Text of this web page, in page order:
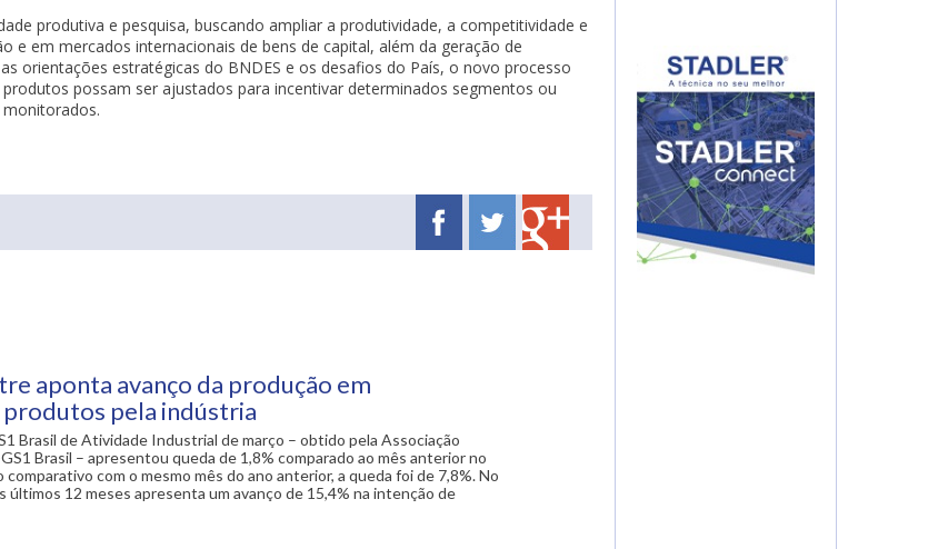
produtiva e pesquisa, buscando ampliar a produtividade, a competitividade e
e em mercados internacionais de bens de capital, além da geração de
orientações estratégicas do BNDES e os desafios do País, o novo processo
possam ser ajustados para incentivar determinados segmentos ou
aponta avanço da produção em
pela indústria
Brasil de Atividade Industrial de março – obtido pela Associação
Brasil – apresentou queda de 1,8% comparado ao mês anterior no
comparativo com o mesmo mês do ano anterior, a queda foi de 7,8%. No
últimos 12 meses apresenta um avanço de 15,4% na intenção de